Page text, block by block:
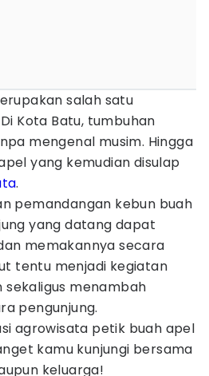
salah satu
Kota Batu, tumbuhan
mengenal musim. Hingga
yang kemudian disulap
.
pemandangan kebun buah
yang datang dapat
memakannya secara
tentu menjadi kegiatan
menambah
pengunjung.
agrowisata petik buah apel
kamu kunjungi bersama
keluarga!